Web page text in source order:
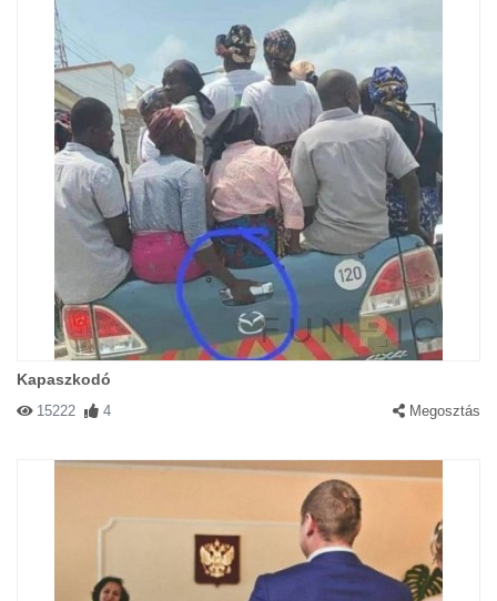
Kapaszkodó
15222 4 Megosztás